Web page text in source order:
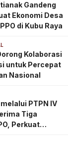
Gandeng
Ekonomi Desa
di Kubu Raya
Kolaborasi
untuk Percepat
Nasional
PTPN IV
Tiga
Perkuat
di Kalimantan